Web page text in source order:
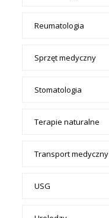
Reumatologia
Sprzęt medyczny
Stomatologia
Terapie naturalne
Transport medyczny
USG